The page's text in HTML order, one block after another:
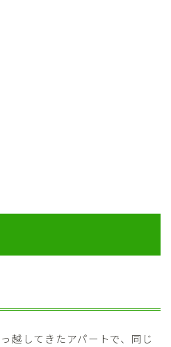
越してきたアパートで、同じ